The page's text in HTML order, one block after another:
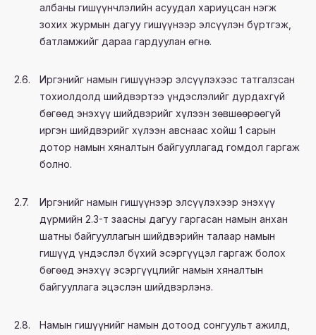
албаны гишүүнчлэлийн асуудал хариуцсан нэгж
зохих журмын дагуу гишүүнээр элсүүлэн бүртгэж,
батламжийг дараа гардуулан өгнө.
2.6.
Иргэнийг намын гишүүнээр элсүүлэхээс татгалзсан
тохиолдолд шийдвэртээ үндэслэлийг дурдахгүй
бөгөөд энэхүү шийдвэрийг хүлээн зөвшөөрөөгүй
иргэн шийдвэрийг хүлээн авснаас хойш 1 сарын
дотор намын хяналтын байгууллагад гомдол гаргаж
болно.
2.7.
Иргэнийг намын гишүүнээр элсүүлэхээр энэхүү
дүрмийн 2.3-т заасны дагуу гаргасан намын анхан
шатны байгууллагын шийдвэрийн талаар намын
гишүүд үндэслэл бүхий эсэргүүцэл гаргаж болох
бөгөөд энэхүү эсэргүүцлийг намын хяналтын
байгууллага эцэслэн шийдвэрлэнэ.
2.8.
Намын гишүүнийг намын дотоод сонгуульт ажилд,